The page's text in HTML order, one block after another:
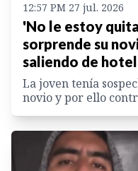
12:57 PM 27 jul. 2026
'No le estoy
sorprende su
saliendo de hotel
La joven tenía
novio y por ello